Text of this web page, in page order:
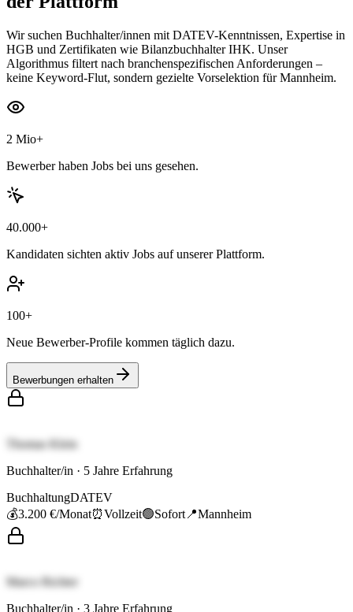
Wir suchen Buchhalter/innen mit DATEV-Kenntnissen, Expertise in
HGB und Zertifikaten wie Bilanzbuchhalter IHK. Unser
Algorithmus filtert nach branchenspezifischen Anforderungen –
keine Keyword-Flut, sondern gezielte Vorselektion für Mannheim.
2 Mio+
Bewerber haben Jobs bei uns gesehen.
40.000+
Kandidaten sichten aktiv Jobs auf unserer Plattform.
100+
Neue Bewerber-Profile kommen täglich dazu.
Bewerbungen erhalten
Thomas Klein
Buchhalter/in · 5 Jahre Erfahrung
BuchhaltungDATEV
💰3.200 €/Monat⏰Vollzeit🟢Sofort 📍Mannheim
Marco Richter
Buchhalter/in · 3 Jahre Erfahrung